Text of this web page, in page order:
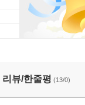
리뷰/한줄평 (13/0)